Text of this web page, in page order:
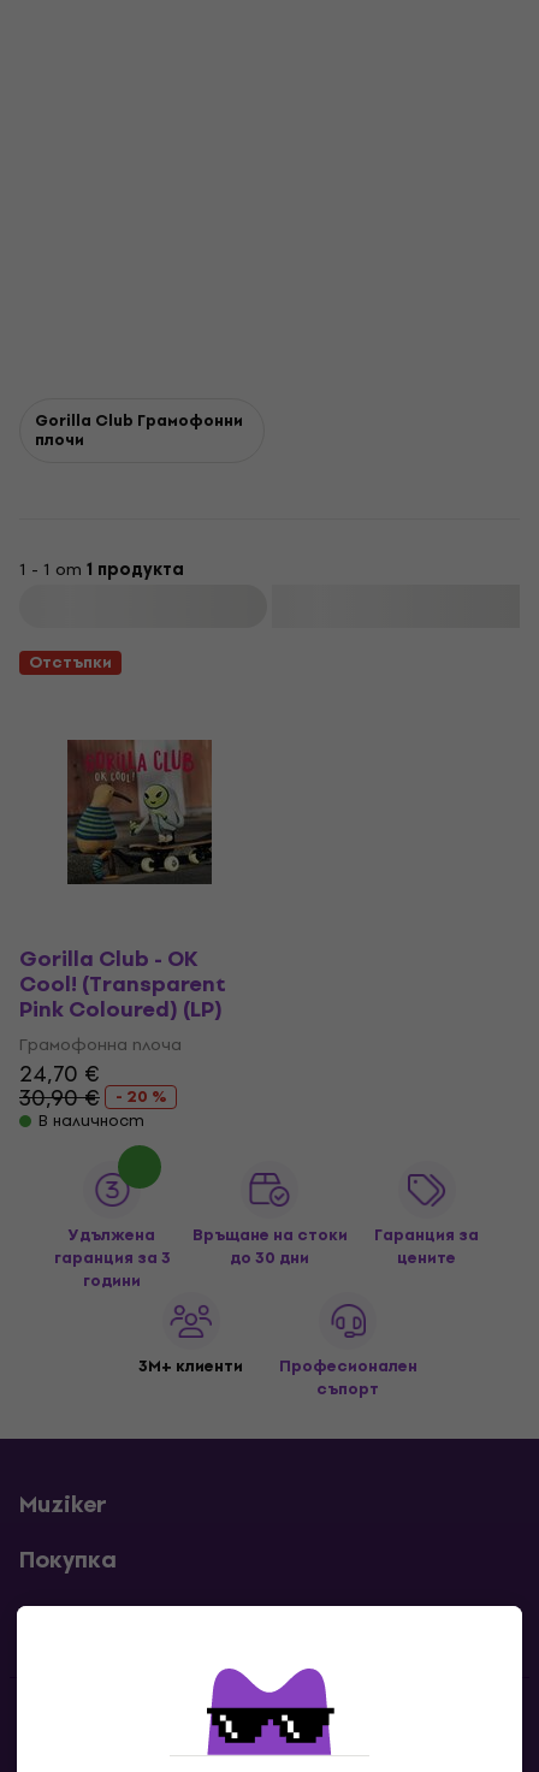
Gorilla Club Грамофонни
плочи
1 - 1 от 1 продукта
Отстъпки
Gorilla Club - OK
Cool! (Transparent
Pink Coloured) (LP)
Грамофонна плоча
24,70 €
30,90 €
- 20 %
В наличност
Удължена
гаранция за 3
години
Връщане на стоки
до 30 дни
Гаранция за
цените
3M+ клиенти
Професионален
съпорт
Muziker
Покупка
Полезни линкове
Контакти